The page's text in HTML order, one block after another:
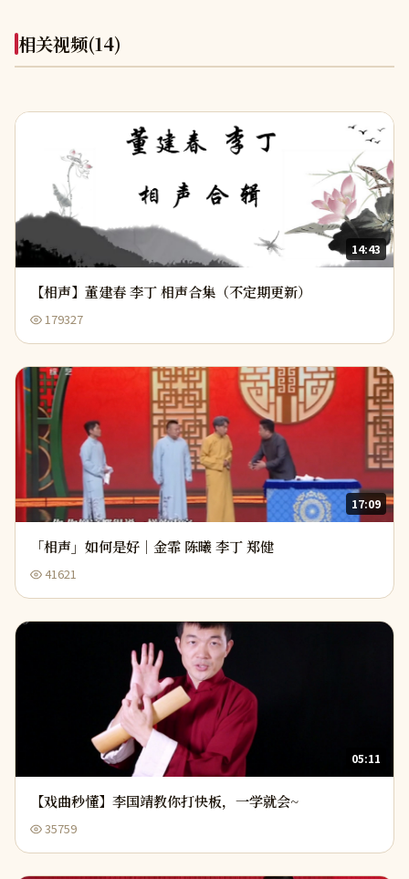
相关视频(14)
14:43
【相声】董建春 李丁 相声合集（不定期更新）
179327
17:09
「相声」如何是好｜金霏 陈曦 李丁 郑健
41621
05:11
【戏曲秒懂】李国靖教你打快板，一学就会~
35759